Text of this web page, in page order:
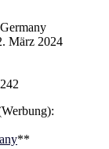
März 2024
**